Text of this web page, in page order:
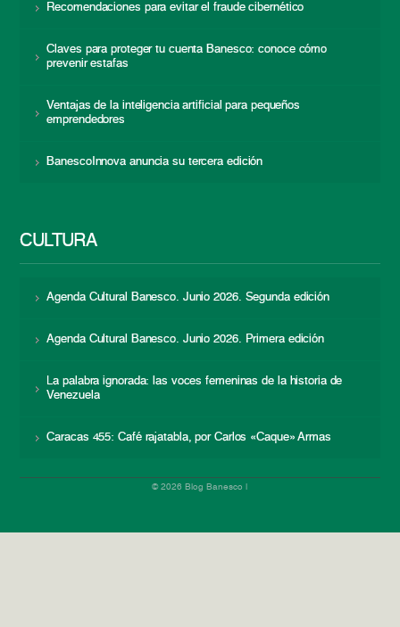
Recomendaciones para evitar el fraude cibernético
Claves para proteger tu cuenta Banesco: conoce cómo
prevenir estafas
Ventajas de la inteligencia artificial para pequeños
emprendedores
BanescoInnova anuncia su tercera edición
CULTURA
Agenda Cultural Banesco. Junio 2026. Segunda edición
Agenda Cultural Banesco. Junio 2026. Primera edición
La palabra ignorada: las voces femeninas de la historia de
Venezuela
Caracas 455: Café rajatabla, por Carlos «Caque» Armas
© 2026 Blog Banesco |